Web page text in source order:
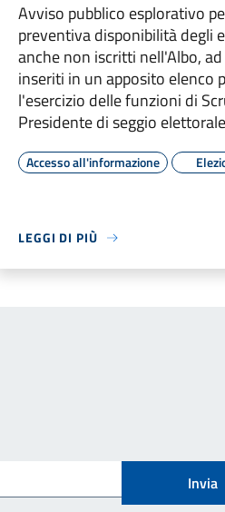
Avviso pubblico esplorativo
preventiva disponibilità degli
anche non iscritti nell'Albo,
inseriti in un apposito elenco
l'esercizio delle funzioni di
Presidente di seggio elettorale
Accesso all'informazione
LEGGI DI PIÙ
Invia